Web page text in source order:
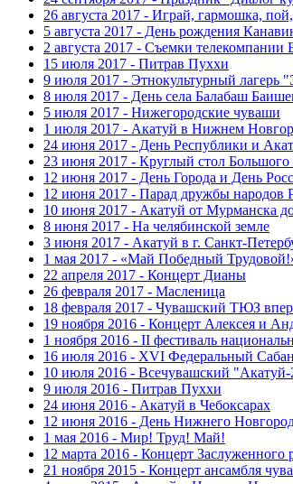
26 августа 2017 - Играй, гармошка,
5 августа 2017 - День рождения
2 августа 2017 - Съемки телекомпании
15 июля 2017 - Питрав Пуххи
9 июля 2017 - Этнокультурный лагерь
8 июля 2017 - День села Балабаш
5 июля 2017 - Нижегородские чуваши
1 июля 2017 - Акатуй в Нижнем
24 июня 2017 - День Республики и
23 июня 2017 - Круглый стол
12 июня 2017 - День Города и День
12 июня 2017 - Парад дружбы народов
10 июня 2017 - Акатуй от Мурманска
8 июня 2017 - На челябинской земле
3 июня 2017 - Акатуй в г. Санкт-
1 мая 2017 - «Май Победный
22 апреля 2017 - Концерт Дианы
26 февраля 2017 - Масленица
18 февраля 2017 - Чувашский ТЮЗ
19 ноября 2016 - Концерт Алексея и
1 ноября 2016 - II фестиваль
16 июля 2016 - XVI Федеральный
10 июля 2016 - Всечувашский
9 июля 2016 - Питрав Пуххи
24 июня 2016 - Акатуй в Чебоксарах
12 июня 2016 - День Нижнего
1 мая 2016 - Мир! Труд! Май!
12 марта 2016 - Концерт
21 ноября 2015 - Концерт ансамбля